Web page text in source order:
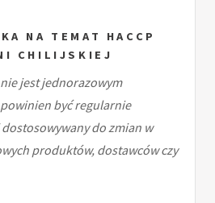
NA TEMAT HACCP
CHILIJSKIEJ
jest jednorazowym
być regularnie
do zmian w
produktów, dostawców czy